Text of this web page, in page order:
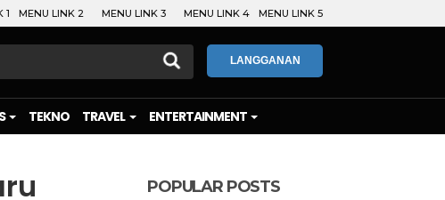
1 MENU LINK 2 MENU LINK 3 MENU LINK 4 MENU LINK 5
LANGGANAN
TEKNO TRAVEL ENTERTAINMENT
POPULAR POSTS